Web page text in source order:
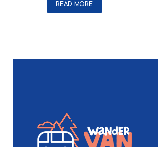
READ MORE